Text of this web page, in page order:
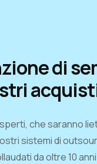
di
che saranno
sistemi di
da oltre 10